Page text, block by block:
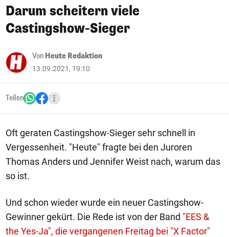
Darum scheitern viele
Castingshow-Sieger
Von Heute Redaktion
13.09.2021, 19:10
Teilen
Oft geraten Castingshow-Sieger sehr schnell in
Vergessenheit. "Heute" fragte bei den Juroren
Thomas Anders und Jennifer Weist nach, warum das
so ist.
Und schon wieder wurde ein neuer Castingshow-
Gewinner gekürt. Die Rede ist von der Band "EES &
the Yes-Ja", die vergangenen Freitag bei "X Factor"